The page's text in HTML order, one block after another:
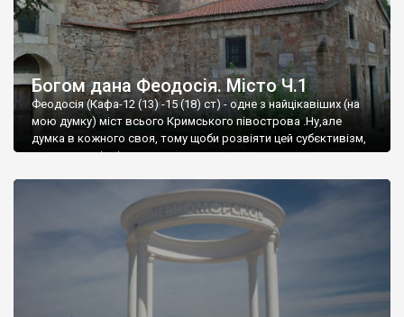
Богом дана Феодосія. Місто Ч.1
Феодосія (Кафа-12 (13) -15 (18) ст) - одне з найцікавіших (на
мою думку) міст всього Кримського півострова .Ну,але
думка в кожного своя, тому щоби розвіяти цей субєктивізм,
запрошую відвідати це